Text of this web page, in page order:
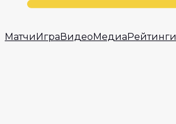
МатчиИграВидеоМедиаРейтинги